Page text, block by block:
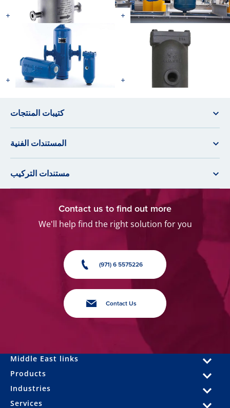
كتيبات المنتجات
المستندات الفنية
مستندات التركيب
Contact us to find out more
We'll help find the right solution for you
(971) 6 5575226
Contact Us
Middle East links
Products
Industries
Services